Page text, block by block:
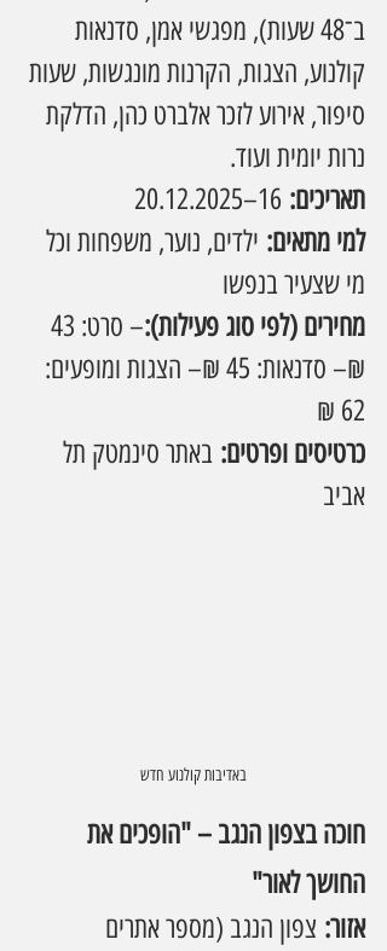
ב־48 שעות), מפגשי אמן, סדנאות
קולנוע, הצגות, הקרנות מונגשות, שעות
סיפור, אירוע לזכר אלברט כהן, הדלקת
נרות יומית ועוד.
תאריכים:
למי מתאים: ילדים, נוער, משפחות וכל
מי שצעיר בנפשו
מחירים (לפי סוג פעילות):
₪– סדנאות: 45 ₪– הצגות ומופעים:
62 ₪
כרטיסים ופרטים: באתר סינמטק תל
אביב
באדיבות קולנוע חדש
חוכה בצפון הנגב – "הופכים את
החושך לאור"
אזור: צפון הנגב (מספר אתרים